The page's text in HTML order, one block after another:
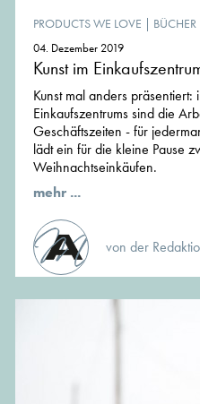
PRODUCTS WE LOVE | BÜCHER
04. Dezember 2019
Kunst im
Kunst mal anders
Einkaufszentrums sind die
Geschäftszeiten - für
lädt ein für die kleine Pause
Weihnachtseinkäufen.
mehr ...
von der